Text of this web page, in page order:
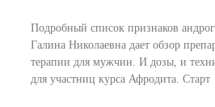
Подробный список признаков
Галина Николаевна дает обзор
терапии для мужчин. И дозы, и
для участниц курса Афродита. Старт